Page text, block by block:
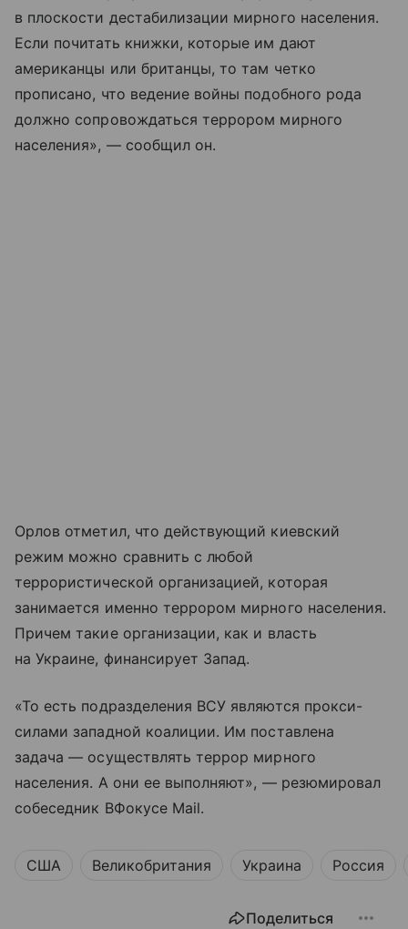
в плоскости дестабилизации мирного населения.
Если почитать книжки, которые им дают
американцы или британцы, то там четко
прописано, что ведение войны подобного рода
должно сопровождаться террором мирного
населения», — сообщил он.
Орлов отметил, что действующий киевский
режим можно сравнить с любой
террористической организацией, которая
занимается именно террором мирного населения.
Причем такие организации, как и власть
на Украине, финансирует Запад.
«То есть подразделения ВСУ являются прокси-
силами западной коалиции. Им поставлена
задача — осуществлять террор мирного
населения. А они ее выполняют», — резюмировал
собеседник ВФокусе Mail.
США Великобритания Украина Россия
Поделиться